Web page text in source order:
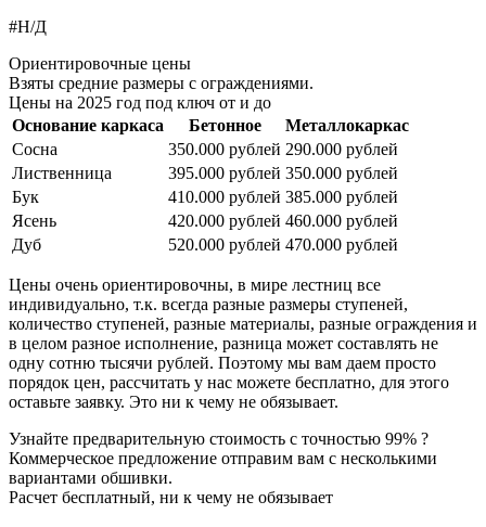
#Н/Д
Ориентировочные цены
Взяты средние размеры с ограждениями.
Цены на 2025 год под ключ от и до
Основание каркаса
Бетонное
Металлокаркас
Сосна
350.000 рублей 290.000 рублей
Лиственница
395.000 рублей 350.000 рублей
Бук
410.000 рублей 385.000 рублей
Ясень
420.000 рублей 460.000 рублей
Дуб
520.000 рублей 470.000 рублей
Цены очень ориентировочны, в мире лестниц все
индивидуально, т.к. всегда разные размеры ступеней,
количество ступеней, разные материалы, разные ограждения и
в целом разное исполнение, разница может составлять не
одну сотню тысячи рублей. Поэтому мы вам даем просто
порядок цен, рассчитать у нас можете бесплатно, для этого
оставьте заявку. Это ни к чему не обязывает.
Узнайте предварительную стоимость с точностью 99% ?
Коммерческое предложение отправим вам с несколькими
вариантами обшивки.
Расчет бесплатный, ни к чему не обязывает